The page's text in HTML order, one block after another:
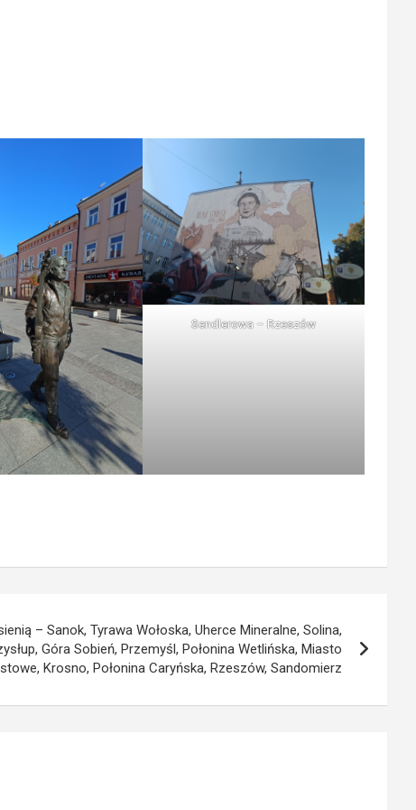
Sendlerowa – Rzeszów
– Sanok, Tyrawa Wołoska, Uherce Mineralne, Solina,
Góra Sobień, Przemyśl, Połonina Wetlińska, Miasto
Krosno, Połonina Caryńska, Rzeszów, Sandomierz